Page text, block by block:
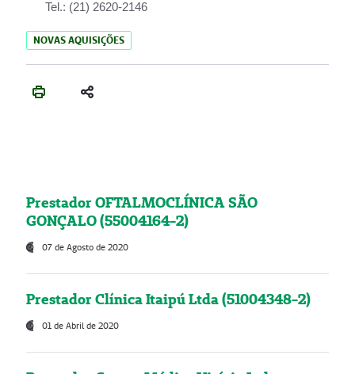
Tel.: (21) 2620-2146
NOVAS AQUISIÇÕES
Prestador OFTALMOCLÍNICA SÃO
GONÇALO (55004164-2)
07 de Agosto de 2020
Prestador Clínica Itaipú Ltda (51004348-2)
01 de Abril de 2020